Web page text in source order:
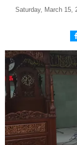
Saturday, March 15,